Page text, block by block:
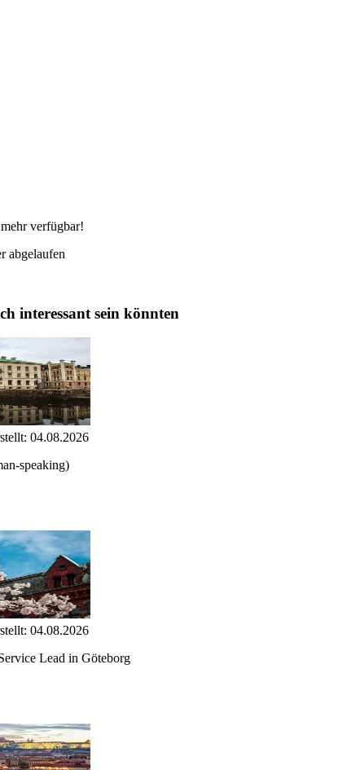
verfügbar!
abgelaufen
interessant sein könnten
04.08.2026
speaking)
04.08.2026
Lead in Göteborg